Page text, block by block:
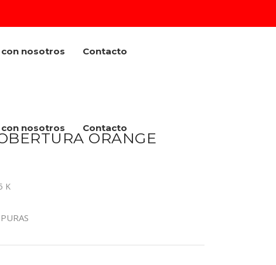
con nosotros Contacto
con nosotros Contacto
ORANGE
K